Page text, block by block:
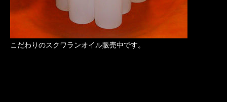
こだわりのスクワランオイル販売中です。